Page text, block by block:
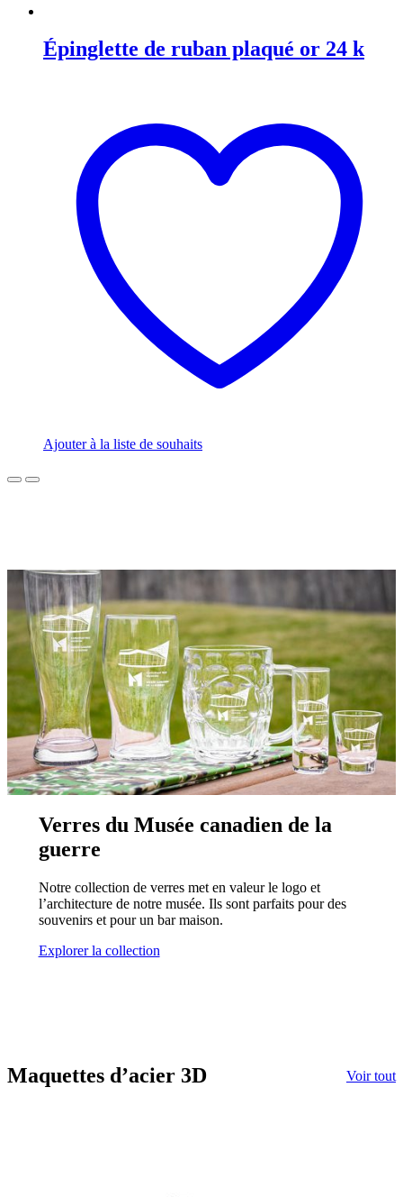
Épinglette de ruban plaqué or 24 k
Ajouter à la liste de souhaits
Précédent
Suivant
Verres du Musée canadien de la
guerre
Notre collection de verres met en valeur le logo et
l’architecture de notre musée. Ils sont parfaits pour des
souvenirs et pour un bar maison.
Explorer la collection
Maquettes d’acier 3D Voir tout